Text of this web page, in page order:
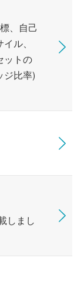
、自己
ル、
ットの
ジ比率)
しまし